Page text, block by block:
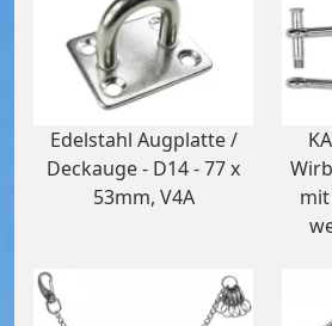
Edelstahl Augplatte /
Deckauge - D14 - 77 x
53mm, V4A